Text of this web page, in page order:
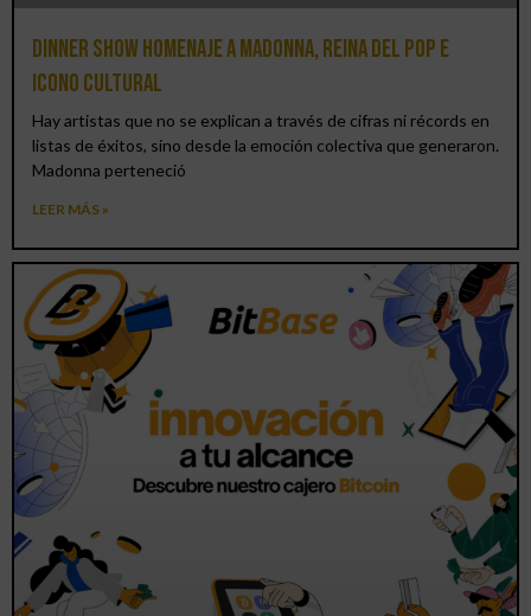
Dinner Show homenaje a Madonna, reina del pop e
icono cultural
Hay artistas que no se explican a través de cifras ni récords en
listas de éxitos, sino desde la emoción colectiva que generaron.
Madonna perteneció
LEER MÁS »